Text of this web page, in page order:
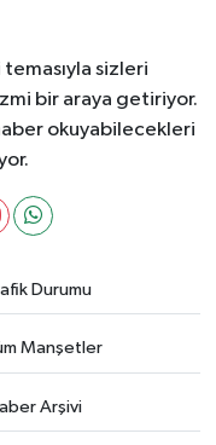
sizleri
bir araya getiriyor.
okuyabilecekleri
Durumu
Manşetler
Arşivi